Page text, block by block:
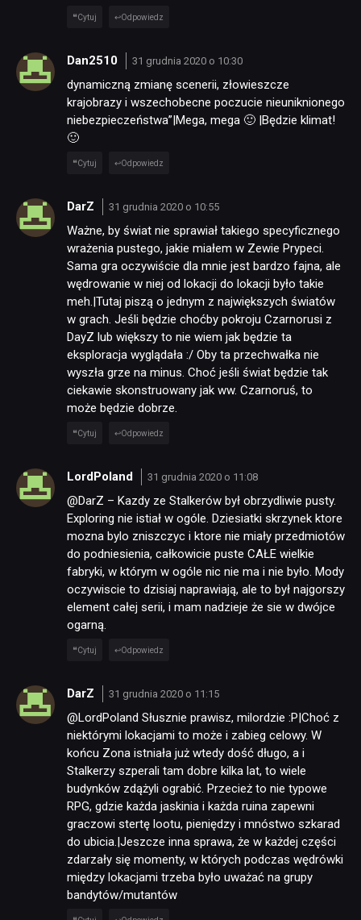
NEWSY
RECENZJE
PUBLICYSTYKA
KULTURA
RETRO
TECHNOLOGIE
JUŻ GRALIŚMY
SKLEP
Cytuj Odpowiedz
Dan2510 31 grudnia 2020 o 10:30
dynamiczną zmianę scenerii, złowieszcze
krajobrazy i wszechobecne poczucie nieuniknionego
niebezpieczeństwa”|Mega, mega 🙂 |Będzie klimat!
🙂
Cytuj Odpowiedz
DarZ 31 grudnia 2020 o 10:55
Ważne, by świat nie sprawiał takiego specyficznego
wrażenia pustego, jakie miałem w Zewie Prypeci.
Sama gra oczywiście dla mnie jest bardzo fajna, ale
wędrowanie w niej od lokacji do lokacji było takie
meh.|Tutaj piszą o jednym z największych światów
w grach. Jeśli będzie choćby pokroju Czarnorusi z
DayZ lub większy to nie wiem jak będzie ta
eksploracja wyglądała :/ Oby ta przechwałka nie
wyszła grze na minus. Choć jeśli świat będzie tak
ciekawie skonstruowany jak ww. Czarnoruś, to
może będzie dobrze.
Cytuj Odpowiedz
LordPoland 31 grudnia 2020 o 11:08
@DarZ – Kazdy ze Stalkerów był obrzydliwie pusty.
Exploring nie istiał w ogóle. Dziesiatki skrzynek ktore
mozna bylo zniszczyc i ktore nie miały przedmiotów
do podniesienia, całkowicie puste CAŁE wielkie
fabryki, w którym w ogóle nic nie ma i nie było. Mody
oczywiscie to dzisiaj naprawiają, ale to był najgorszy
element całej serii, i mam nadzieje że sie w dwójce
ogarną.
Cytuj Odpowiedz
DarZ 31 grudnia 2020 o 11:15
@LordPoland Słusznie prawisz, milordzie :P|Choć z
niektórymi lokacjami to może i zabieg celowy. W
końcu Zona istniała już wtedy dość długo, a i
Stalkerzy szperali tam dobre kilka lat, to wiele
budynków zdążyli ograbić. Przecież to nie typowe
RPG, gdzie każda jaskinia i każda ruina zapewni
graczowi stertę lootu, pieniędzy i mnóstwo szkarad
do ubicia.|Jeszcze inna sprawa, że w każdej części
zdarzały się momenty, w których podczas wędrówki
między lokacjami trzeba było uważać na grupy
bandytów/mutantów